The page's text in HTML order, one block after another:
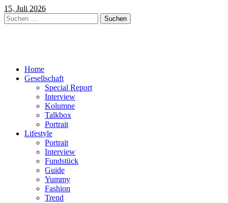
15. Juli 2026
Suchen
nach:
Home
Gesellschaft
Special Report
Interview
Kolumne
Talkbox
Portrait
Lifestyle
Portrait
Interview
Fundstück
Guide
Yummy
Fashion
Trend